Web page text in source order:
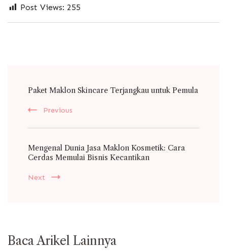
Post Views: 255
Paket Maklon Skincare Terjangkau untuk Pemula
Previous
Mengenal Dunia Jasa Maklon Kosmetik: Cara
Cerdas Memulai Bisnis Kecantikan
Next
Baca Arikel Lainnya